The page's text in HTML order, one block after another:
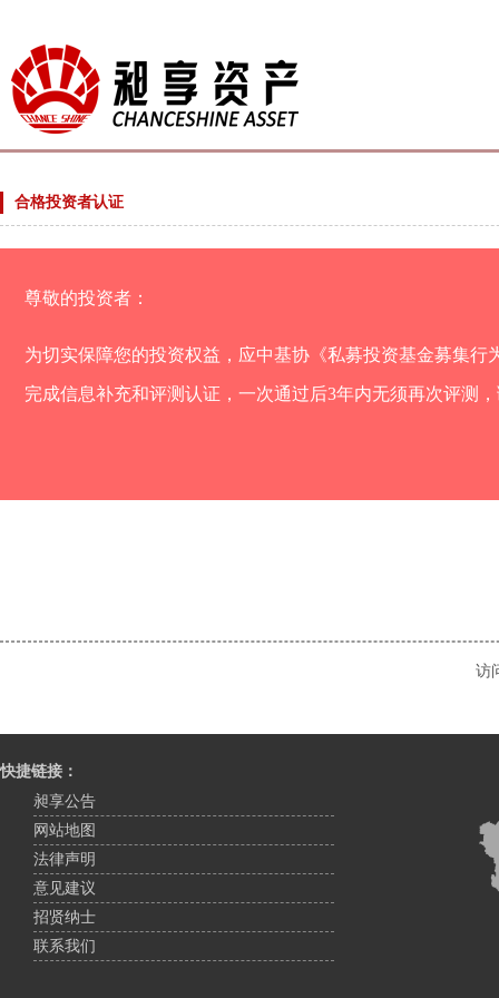
合格投资者认证
尊敬的投资者：
为切实保障您的投资权益，应中基协《私募投资基金募集
完成信息补充和评测认证，一次通过后3年内无须再次评测
访
快捷链接：
昶享公告
网站地图
法律声明
意见建议
招贤纳士
联系我们